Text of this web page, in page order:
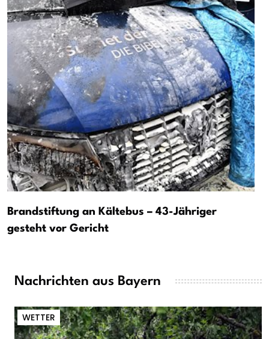
Brandstiftung an Kältebus – 43-Jähriger
gesteht vor Gericht
Nachrichten aus Bayern
WETTER